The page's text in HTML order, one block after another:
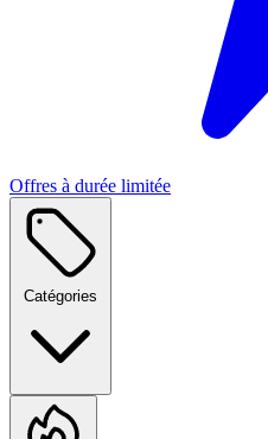
Offres à durée limitée
Catégories